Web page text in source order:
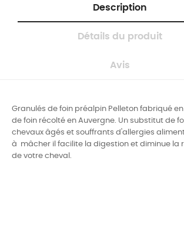
Description
Détails du produit
Avis
Granulés de foin préalpin Pelleton fabriqué
de foin récolté en Auvergne. Un substitut de
chevaux âgés et souffrants d'allergies
à mâcher il facilite la digestion et diminue la
de votre cheval.